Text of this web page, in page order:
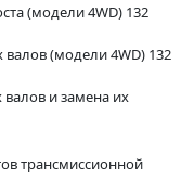
(модели 4WD) 132
(модели 4WD) 132
и замена их
трансмиссионной